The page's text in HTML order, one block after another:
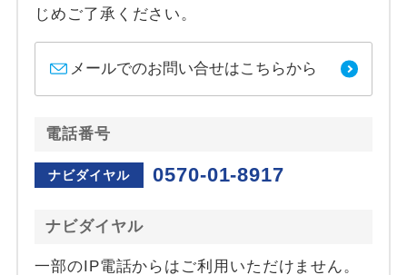
じめご了承ください。
メールでのお問い合せはこちらから
電話番号
ナビダイヤル 0570-01-8917
ナビダイヤル
一部のIP電話からはご利用いただけません。